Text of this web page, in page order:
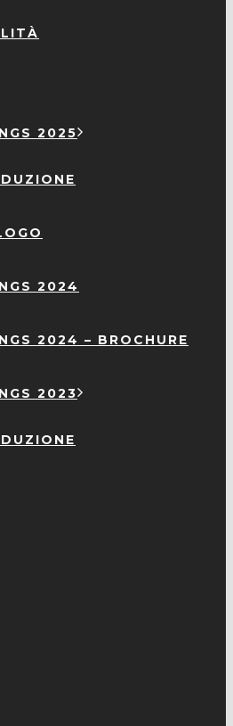
2025
2024
2024 – BROCHURE
2023